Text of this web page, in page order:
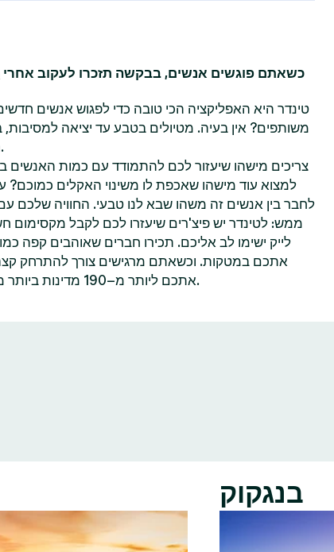
כשאתם פוגשים אנשים, בבקשה תזכרו לעקוב אחרי
טינדר היא האפליקציה הכי טובה כדי לפגוש אנשים
משותפים? אין בעיה. מטיולים בטבע עד יציאה
הדברים שאתם הכי נהנים לעשות.
צריכים מישהו שיעזור לכם להתמודד עם כמות האנשים
לחבר בין אנשים זה משהו שבא לנו טבעי. החוויה שלכם עם
ממש: לטינדר יש פיצ'רים שיעזרו לכם לקבל
לייק ישימו לב אליכם. תכירו חברים שאוהבים קפה
אתכם במטקות. וכשאתם מרגישים צורך להתרחק
אתכם ליותר מ–190 מדינות ביותר מ–40 שפות—הכל אפשרי בטינדר.
בנגקוק